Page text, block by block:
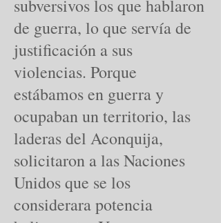
subversivos los que hablaron
de guerra, lo que servía de
justificación a sus
violencias. Porque
estábamos en guerra y
ocupaban un territorio, las
laderas del Aconquija,
solicitaron a las Naciones
Unidos que se los
considerara potencia